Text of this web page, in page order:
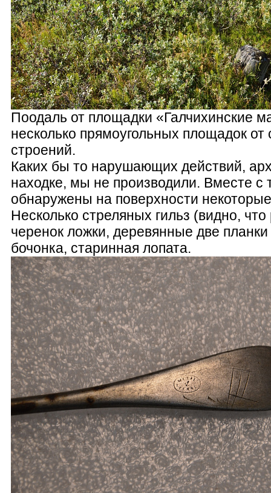
Поодаль от площадки «Галчихинские
несколько прямоугольных площадок от
строений.
Каких бы то нарушающих действий,
находке, мы не производили. Вместе с
обнаружены на поверхности
Несколько стреляных гильз (видно,
черенок ложки, деревянные две планки
бочонка, старинная лопата.